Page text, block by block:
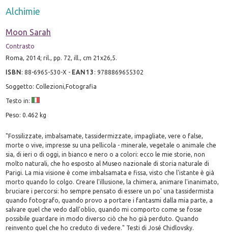
Alchimie
Moon Sarah
Contrasto
Roma, 2014; ril., pp. 72, ill., cm 21x26,5.
ISBN:88-6965-530-X - EAN13 :9788869655302
Soggetto: Collezioni,Fotografia
Testo in:
Peso: 0.462 kg
"Fossilizzate, imbalsamate, tassidermizzate, impagliate, vere o false,
morte o vive, impresse su una pellicola - minerale, vegetale o animale che
sia, di ieri o di oggi, in bianco e nero o a colori: ecco le mie storie, non
molto naturali, che ho esposto al Museo nazionale di storia naturale di
Parigi. La mia visione è come imbalsamata e fissa, visto che l'istante è già
morto quando lo colgo. Creare l'illusione, la chimera, animare l'inanimato,
bruciare i percorsi: ho sempre pensato di essere un po' una tassidermista
quando fotografo, quando provo a portare i fantasmi dalla mia parte, a
salvare quel che vedo dall'oblio, quando mi comporto come se fosse
possibile guardare in modo diverso ciò che ho già perduto. Quando
reinvento quel che ho creduto di vedere." Testi di José Chidlovsky.